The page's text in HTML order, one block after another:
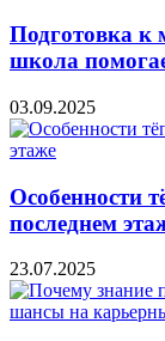
Подготовка
школа
03.09.2025
Особенности
последнем
23.07.2025